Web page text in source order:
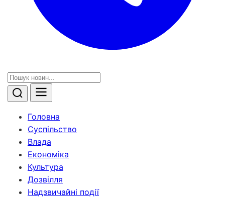
Головна
Суспільство
Влада
Економіка
Культура
Дозвілля
Надзвичайні події